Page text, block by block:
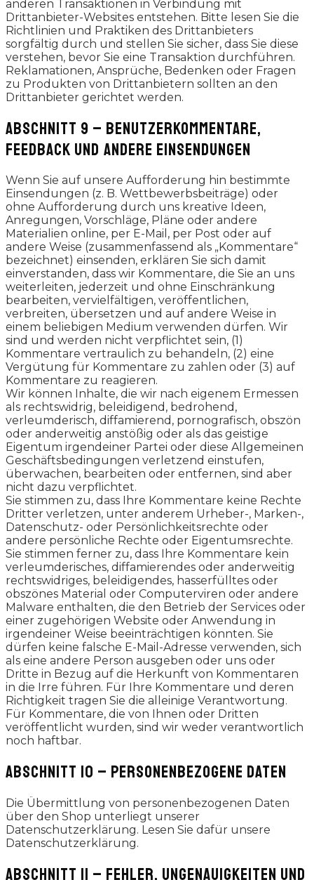
anderen Transaktionen in Verbindung mit
Drittanbieter-Websites entstehen. Bitte lesen Sie die
Richtlinien und Praktiken des Drittanbieters
sorgfältig durch und stellen Sie sicher, dass Sie diese
verstehen, bevor Sie eine Transaktion durchführen.
Reklamationen, Ansprüche, Bedenken oder Fragen
zu Produkten von Drittanbietern sollten an den
Drittanbieter gerichtet werden.
ABSCHNITT 9 – BENUTZERKOMMENTARE,
FEEDBACK UND ANDERE EINSENDUNGEN
Wenn Sie auf unsere Aufforderung hin bestimmte
Einsendungen (z. B. Wettbewerbsbeiträge) oder
ohne Aufforderung durch uns kreative Ideen,
Anregungen, Vorschläge, Pläne oder andere
Materialien online, per E-Mail, per Post oder auf
andere Weise (zusammenfassend als „Kommentare“
bezeichnet) einsenden, erklären Sie sich damit
einverstanden, dass wir Kommentare, die Sie an uns
weiterleiten, jederzeit und ohne Einschränkung
bearbeiten, vervielfältigen, veröffentlichen,
verbreiten, übersetzen und auf andere Weise in
einem beliebigen Medium verwenden dürfen. Wir
sind und werden nicht verpflichtet sein, (1)
Kommentare vertraulich zu behandeln, (2) eine
Vergütung für Kommentare zu zahlen oder (3) auf
Kommentare zu reagieren.
Wir können Inhalte, die wir nach eigenem Ermessen
als rechtswidrig, beleidigend, bedrohend,
verleumderisch, diffamierend, pornografisch, obszön
oder anderweitig anstößig oder als das geistige
Eigentum irgendeiner Partei oder diese Allgemeinen
Geschäftsbedingungen verletzend einstufen,
überwachen, bearbeiten oder entfernen, sind aber
nicht dazu verpflichtet.
Sie stimmen zu, dass Ihre Kommentare keine Rechte
Dritter verletzen, unter anderem Urheber-, Marken-,
Datenschutz- oder Persönlichkeitsrechte oder
andere persönliche Rechte oder Eigentumsrechte.
Sie stimmen ferner zu, dass Ihre Kommentare kein
verleumderisches, diffamierendes oder anderweitig
rechtswidriges, beleidigendes, hasserfülltes oder
obszönes Material oder Computerviren oder andere
Malware enthalten, die den Betrieb der Services oder
einer zugehörigen Website oder Anwendung in
irgendeiner Weise beeinträchtigen könnten. Sie
dürfen keine falsche E-Mail-Adresse verwenden, sich
als eine andere Person ausgeben oder uns oder
Dritte in Bezug auf die Herkunft von Kommentaren
in die Irre führen. Für Ihre Kommentare und deren
Richtigkeit tragen Sie die alleinige Verantwortung.
Für Kommentare, die von Ihnen oder Dritten
veröffentlicht wurden, sind wir weder verantwortlich
noch haftbar.
ABSCHNITT 10 – PERSONENBEZOGENE DATEN
Die Übermittlung von personenbezogenen Daten
über den Shop unterliegt unserer
Datenschutzerklärung. Lesen Sie dafür unsere
Datenschutzerklärung.
ABSCHNITT 11 – FEHLER, UNGENAUIGKEITEN UND